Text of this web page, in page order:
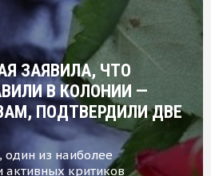
ЗАЯВИЛА, ЧТО
В КОЛОНИИ —
ПОДТВЕРДИЛИ ДВЕ
из наиболее
активных критиков